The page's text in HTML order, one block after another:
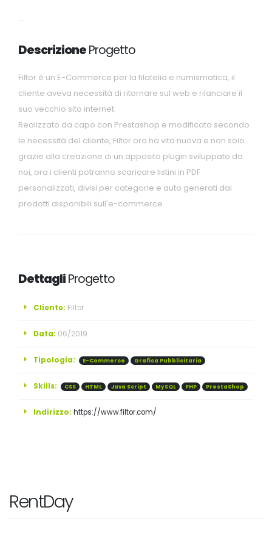
...
DescrizioneProgetto
Filtor è un E-Commerce per la filatelia e numismatica, il
cliente aveva necessità di ritornare sul web e rilanciare il
suo vecchio sito internet.
Realizzato da capo con Prestashop e modificato secondo
le necessità del cliente, Filtor ora ha vita nuova e non solo..
grazie alla creazione di un apposito plugin sviluppato da
noi, ora i clienti potranno scaricare listini in PDF
personalizzati, divisi per categorie e auto generati dai
prodotti disponibili sull'e-commerce.
DettagliProgetto
Cliente: Filtor
Data: 06/2019
Tipologia: E-Commerce Grafica Pubblicitaria
Skills: CSS HTML Java Script MySQL PHP PrestaShop
Indirizzo: https://www.filtor.com/
RentDay